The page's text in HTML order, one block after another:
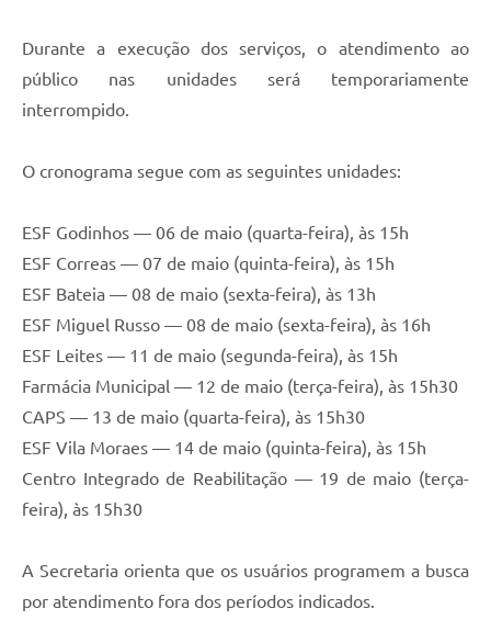
Durante a execução dos serviços, o atendimento ao
público nas unidades será temporariamente
interrompido.
O cronograma segue com as seguintes unidades:
ESF Godinhos — 06 de maio (quarta-feira), às 15h
ESF Correas — 07 de maio (quinta-feira), às 15h
ESF Bateia — 08 de maio (sexta-feira), às 13h
ESF Miguel Russo — 08 de maio (sexta-feira), às 16h
ESF Leites — 11 de maio (segunda-feira), às 15h
Farmácia Municipal — 12 de maio (terça-feira), às 15h30
CAPS — 13 de maio (quarta-feira), às 15h30
ESF Vila Moraes — 14 de maio (quinta-feira), às 15h
Centro Integrado de Reabilitação — 19 de maio (terça-
feira), às 15h30
A Secretaria orienta que os usuários programem a busca
por atendimento fora dos períodos indicados.